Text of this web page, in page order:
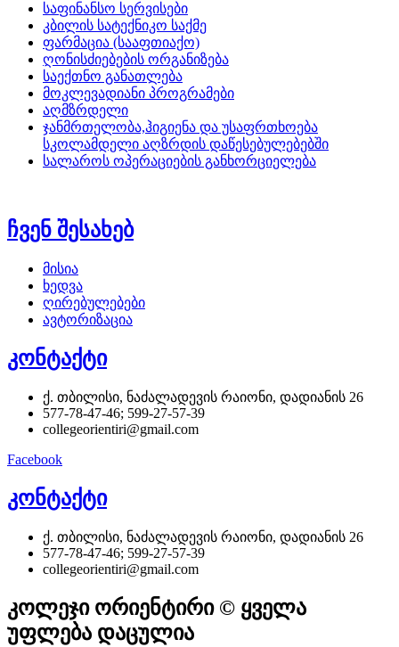
საფინანსო სერვისები
კბილის სატექნიკო საქმე
ფარმაცია (სააფთიაქო)
ღონისძიებების ორგანიზება
საექთნო განათლება
მოკლევადიანი პროგრამები
აღმზრდელი
ჯანმრთელობა,ჰიგიენა და უსაფრთხოება
სკოლამდელი აღზრდის დაწესებულებებში
სალაროს ოპერაციების განხორციელება
ჩვენ შესახებ
მისია
ხედვა
ღირებულებები
ავტორიზაცია
კონტაქტი
ქ. თბილისი, ნაძალადევის რაიონი, დადიანის 26
577-78-47-46; 599-27-57-39
collegeorientiri@gmail.com
Facebook
კონტაქტი
ქ. თბილისი, ნაძალადევის რაიონი, დადიანის 26
577-78-47-46; 599-27-57-39
collegeorientiri@gmail.com
კოლეჯი ორიენტირი © ყველა
უფლება დაცულია